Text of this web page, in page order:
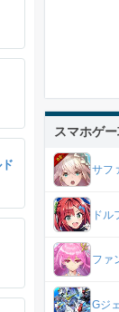
スマホゲ
サフ
ドル
ファ
Gジ